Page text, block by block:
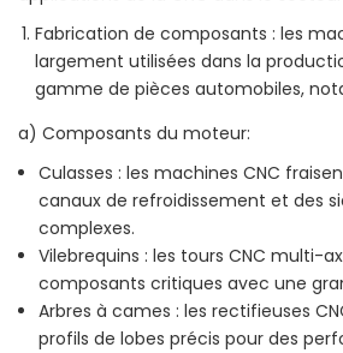
Fabrication de composants : les
largement utilisées dans la
gamme de pièces automobiles,
a) Composants du moteur:
Culasses : les machines CNC
canaux de refroidissement et des
complexes.
Vilebrequins : les tours CNC multi-
composants critiques avec une
Arbres à cames : les rectifieuses
profils de lobes précis pour des